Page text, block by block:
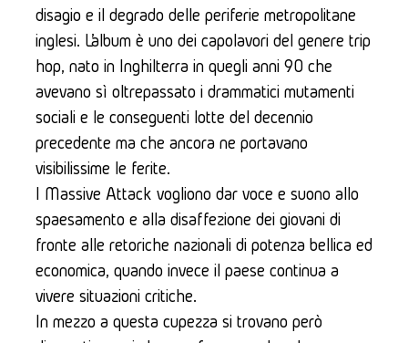
disagio e il degrado delle periferie metropolitane
inglesi. L’album è uno dei capolavori del genere trip
hop, nato in Inghilterra in quegli anni 90 che
avevano sì oltrepassato i drammatici mutamenti
sociali e le conseguenti lotte del decennio
precedente ma che ancora ne portavano
visibilissime le ferite.
I Massive Attack vogliono dar voce e suono allo
spaesamento e alla disaffezione dei giovani di
fronte alle retoriche nazionali di potenza bellica ed
economica, quando invece il paese continua a
vivere situazioni critiche.
In mezzo a questa cupezza si trovano però